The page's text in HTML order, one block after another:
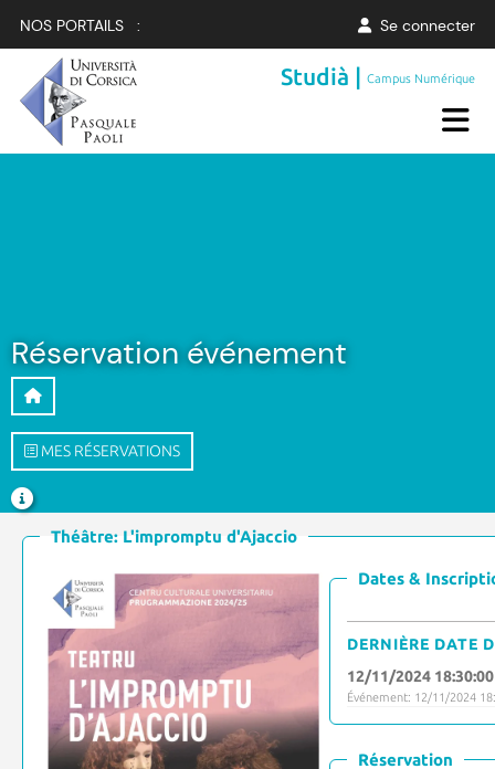
NOS PORTAILS : Se connecter
Studià |Campus Numérique
Réservation événement
MES RÉSERVATIONS
Théâtre: L'impromptu d'Ajaccio
Dates &
DERNIÈRE DATE
12/11/2024 18:30:00
Événement: 12/11/2024
Réservation